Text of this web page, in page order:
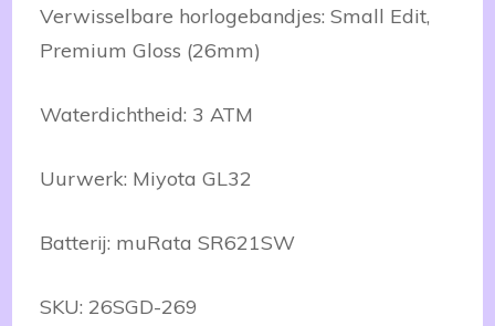
Verwisselbare horlogebandjes: Small Edit,
Premium Gloss (26mm)
Waterdichtheid: 3 ATM
Uurwerk: Miyota GL32
Batterij: muRata SR621SW
SKU: 26SGD-269